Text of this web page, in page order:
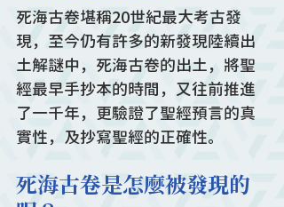
死海古卷堪稱20世紀最大考古發
現，至今仍有許多的新發現陸續出
土解謎中，死海古卷的出土，將聖
經最早手抄本的時間，又往前推進
了一千年，更驗證了聖經預言的真
實性，及抄寫聖經的正確性。
死海古卷是怎麼被發現的